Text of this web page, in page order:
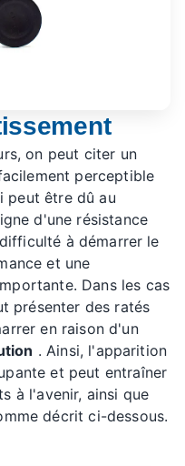
on peut citer un
perceptible
peut être dû au
d'une résistance
à démarrer le
et une
Dans les cas
présenter des ratés
en raison d'un
. Ainsi, l'apparition
et peut entraîner
à l'avenir, ainsi que
décrit ci-dessous.